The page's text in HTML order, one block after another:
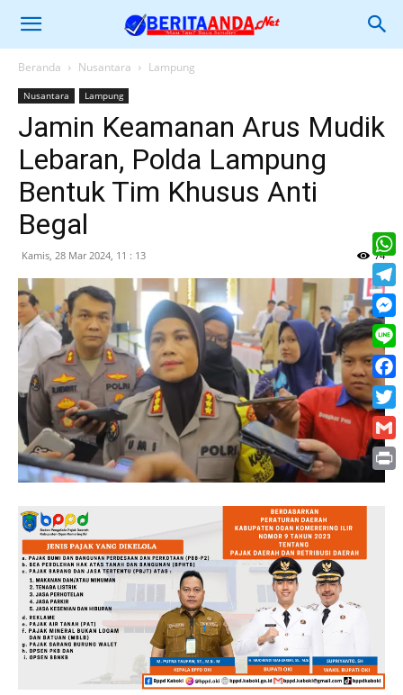
Beranda Nusantara Lampung
Nusantara Lampung
Jamin Keamanan Arus Mudik
Lebaran, Polda Lampung
Bentuk Tim Khusus Anti
Begal
Kamis, 28 Mar 2024, 11 : 13 74
Line
Print